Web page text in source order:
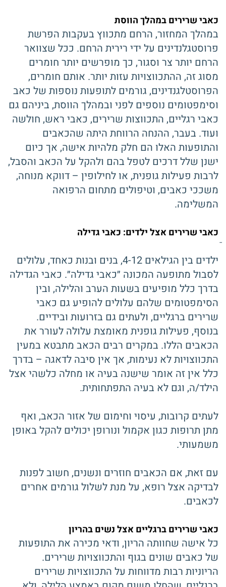
כאבי שרירים במהלך הווסת
במהלך המחזור, הרחם מתכווץ בעקבות הפרשת
פרוסטגלנדינים על ידי רירית הרחם. ככל שצוואר
הרחם יותר צר וסגור, כך מופרשים יותר חומרים
מסוג זה, ההתכווצויות עזות יותר. אותם חומרים,
הפרוסטלגנדינים, גורמים לתופעות נוספות של כאב
וסימפטומים נוספים לפני ובמהלך הווסת, ביניהם גם
כאבי רגליים, התכווצות שרירים, כאבי ראש, חולשה
ועוד. בעבר, ההנחה הרווחת היתה שהכאבים
והתופעות האלו הם חלק מלהיות אישה, אך כיום
ישנן שלל דרכים לטפל בהם ולהקל על הכאב והסבל,
לרבות פעילות גופנית, או לחילופין – דווקא מנוחה,
משככי כאבים, וטיפולים מתחום הרפואה
המשלימה.
כאבי שרירים אצל ילדים: כאבי גדילה
ילדים בין הגילאים 4-12, בנים ובנות כאחד, עלולים
לסבול מתופעה המכונה ״כאבי גדילה״. כאבי הגדילה
בדרך כלל מופיעים בשעות הערב והלילה, ובין
הסימפטומים שלהם עלולים להופיע גם כאבי
שרירים ברגליים, ולעתים גם בזרועות ובידיים.
בנוסף, פעילות גופנית מאומצת עלולה לעורר את
הכאבים הללו. במקרים רבים הכאב מתבטא במעין
התכווצויות לא נעימות, אך אין סיבה לדאגה – בדרך
כלל אין זה אומר שישנה בעיה או מחלה כלשהי אצל
הילד/ה, וגם לא בעיה התפתחותית.
לעתים קרובות, עיסוי וחימום של אזור הכאב, ואף
מתן תרופות כגון אקמול ונורופן יכולים להקל באופן
משמעותי.
עם זאת, אם הכאבים חוזרים ונשנים, חשוב לפנות
לבדיקה אצל רופא, על מנת לשלול גורמים אחרים
לכאבים.
כאבי שרירים ברגליים אצל נשים בהריון
כל אישה שחוותה הריון, ודאי מכירה את התופעות
של כאבים שונים בגוף והתכווצויות שרירים.
הריוניות רבות מדווחות על התכווצויות שרירים